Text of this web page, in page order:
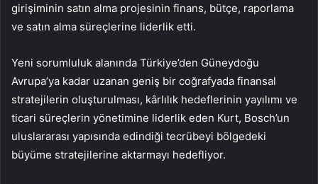
girişiminin satın alma projesinin finans, bütçe, raporlama
ve satın alma süreçlerine liderlik etti.
Yeni sorumluluk alanında Türkiye’den Güneydoğu
Avrupa’ya kadar uzanan geniş bir coğrafyada finansal
stratejilerin oluşturulması, kârlılık hedeflerinin yayılımı ve
ticari süreçlerin yönetimine liderlik eden Kurt, Bosch’un
uluslararası yapısında edindiği tecrübeyi bölgedeki
büyüme stratejilerine aktarmayı hedefliyor.